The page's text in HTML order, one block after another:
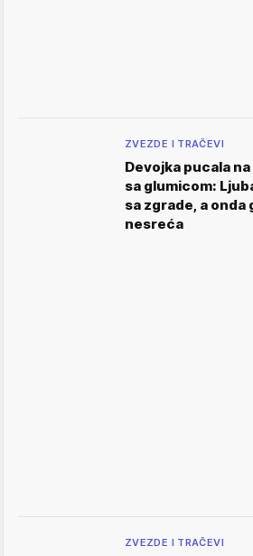
ZVEZDE I TRAČEVI
Devojka pucala
sa glumicom:
sa zgrade, a onda
nesreća
ZVEZDE I TRAČEVI